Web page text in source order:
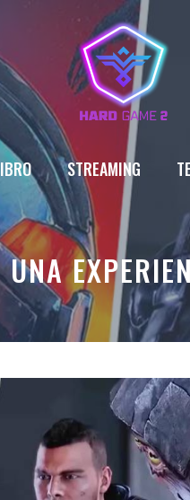
STREAMING